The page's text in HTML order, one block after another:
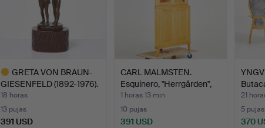
GRETA VON BRAUN-
GIESENFELD (1892-1976).
Es…
18 horas
13 pujas
391 USD
CARL MALMSTEN.
Esquinero, "Herrgården",
pi…
1 horas 13 min
10 pujas
391 USD
p…
21
5 pujas
370